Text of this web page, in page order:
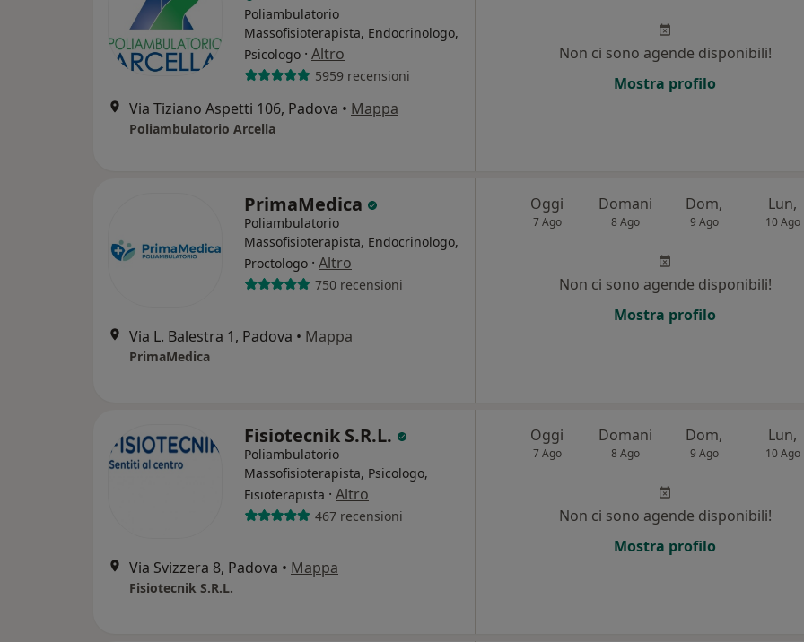
Poliambulatorio
Massofisioterapista, Endocrinologo,
Psicologo · Altro
5959 recensioni
Via Tiziano Aspetti 106, Padova • Mappa
Poliambulatorio Arcella
Non ci sono agende disponibili!
Mostra profilo
PrimaMedica
Poliambulatorio
Massofisioterapista, Endocrinologo,
Proctologo · Altro
750 recensioni
Via L. Balestra 1, Padova • Mappa
PrimaMedica
Oggi
7 Ago
Domani
8 Ago
Dom,
9 Ago
Lun,
10 Ago
Non ci sono agende disponibili!
Mostra profilo
Fisiotecnik S.R.L.
Poliambulatorio
Massofisioterapista, Psicologo,
Fisioterapista · Altro
467 recensioni
Via Svizzera 8, Padova • Mappa
Fisiotecnik S.R.L.
Oggi
7 Ago
Domani
8 Ago
Dom,
9 Ago
Lun,
10 Ago
Non ci sono agende disponibili!
Mostra profilo